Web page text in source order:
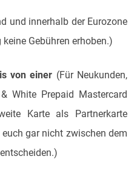
und innerhalb der Eurozone
Gebühren erhoben.)
von einer (Für Neukunden,
White Prepaid Mastercard
Karte als Partnerkarte
gar nicht zwischen dem